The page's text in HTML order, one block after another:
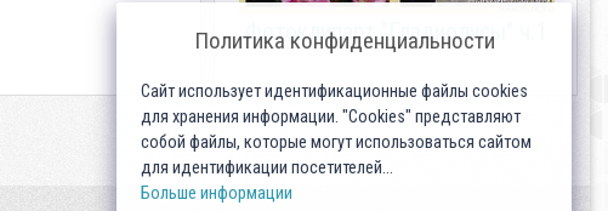
Фотоклипарт "Гладиолусы" ч.1
Политика конфиденциальности
Сайт использует идентификационные файлы cookies
для хранения информации. "Cookies" представляют
собой файлы, которые могут использоваться сайтом
для идентификации посетителей...
Больше информации